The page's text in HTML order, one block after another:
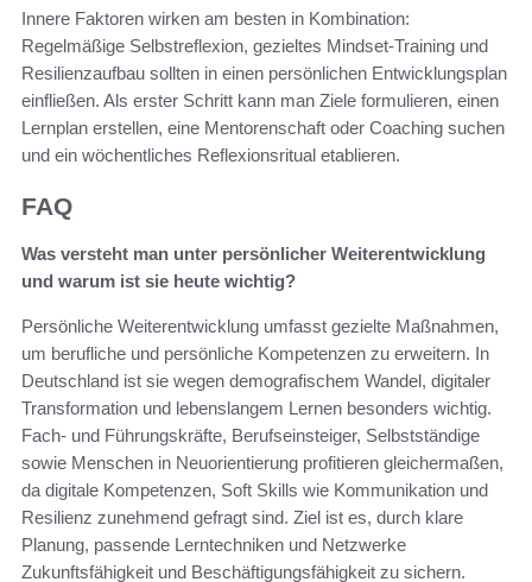
Innere Faktoren wirken am besten in Kombination:
Regelmäßige Selbstreflexion, gezieltes Mindset-Training und
Resilienzaufbau sollten in einen persönlichen Entwicklungsplan
einfließen. Als erster Schritt kann man Ziele formulieren, einen
Lernplan erstellen, eine Mentorenschaft oder Coaching suchen
und ein wöchentliches Reflexionsritual etablieren.
FAQ
Was versteht man unter persönlicher Weiterentwicklung
und warum ist sie heute wichtig?
Persönliche Weiterentwicklung umfasst gezielte Maßnahmen,
um berufliche und persönliche Kompetenzen zu erweitern. In
Deutschland ist sie wegen demografischem Wandel, digitaler
Transformation und lebenslangem Lernen besonders wichtig.
Fach- und Führungskräfte, Berufseinsteiger, Selbstständige
sowie Menschen in Neuorientierung profitieren gleichermaßen,
da digitale Kompetenzen, Soft Skills wie Kommunikation und
Resilienz zunehmend gefragt sind. Ziel ist es, durch klare
Planung, passende Lerntechniken und Netzwerke
Zukunftsfähigkeit und Beschäftigungsfähigkeit zu sichern.